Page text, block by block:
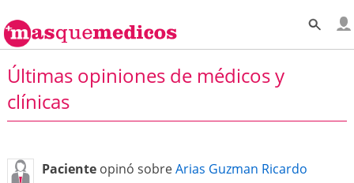
Últimas opiniones de médicos y
clínicas
Pacienteopinó sobreArias Guzman Ricardo